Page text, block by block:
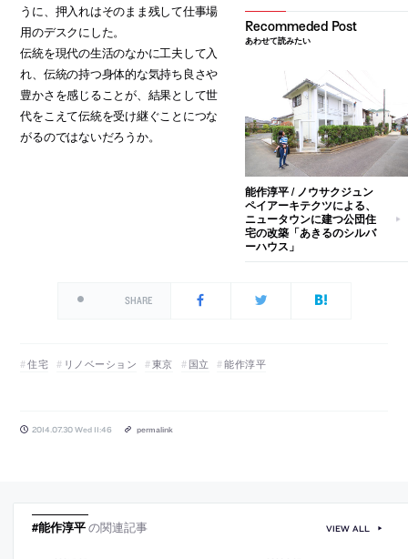
うに、押入れはそのまま残して仕事場
用のデスクにした。
伝統を現代の生活のなかに工夫して入
れ、伝統の持つ身体的な気持ち良さや
豊かさを感じることが、結果として世
代をこえて伝統を受け継ぐことにつな
がるのではないだろうか。
あわせて読みたい
能作淳平 / ノウサクジュン
ペイアーキテクツによる、
ニュータウンに建つ公団住
宅の改築「あきるのシルバ
ーハウス」
SHARE
住宅 リノベーション 東京 国立 能作淳平
2014.07.30 Wed 11:46 permalink
#能作淳平の関連記事 VIEW ALL